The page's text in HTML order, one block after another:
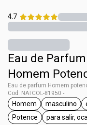
4.7
Eau de
Homem
Eau de parfum Homem
Cod. NATCOL-81950 -
general.tag Homem
Homem masculino
general.tag Potence
Potence
para salir,